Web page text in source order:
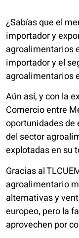
¿Sabías que el
importador y
agroalimentarios
importador y el
agroalimentarios
Aún así, y con la
Comercio entre
oportunidades de
del sector
explotadas en su
Gracias al
agroalimentario
alternativas y
europeo, pero la
aprovechen por